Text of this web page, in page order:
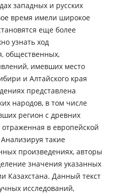
западных и русских
время имели широкое
еще более
узнать ход
общественных,
имевших место
и Алтайского края
представлена
народов, в том числе
регион с древних
в европейской
такие
произведениях, авторы
значения указанных
Казахстана. Данный текст
исследований,